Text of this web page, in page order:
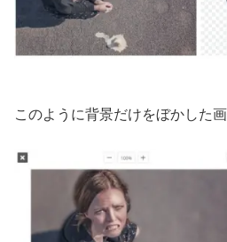
このように背景だけをぼかした